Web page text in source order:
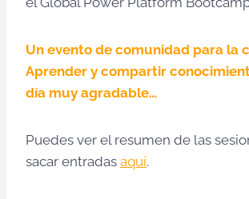
Un evento de comunidad para la
Aprender y compartir
día muy agradable…
Puedes ver el resumen de las
sacar entradas aquí.